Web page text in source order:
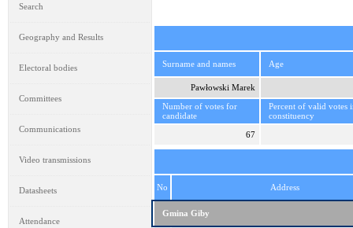
Search
Geography and Results
Electoral bodies
Committees
Communications
Video transmissions
Datasheets
Attendance
Surname and names Age
Pawłowski Marek
Number of votes for
candidate
Percent of valid votes
constituency
67
No Address
Gmina Giby